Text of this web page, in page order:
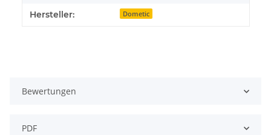
Hersteller: Dometic
Bewertungen
PDF